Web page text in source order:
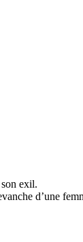
exil.
d’une